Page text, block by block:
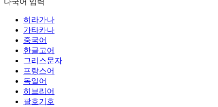
다국어 입력
히라가나
가타카나
중국어
한글고어
그리스문자
프랑스어
독일어
히브리어
괄호기호